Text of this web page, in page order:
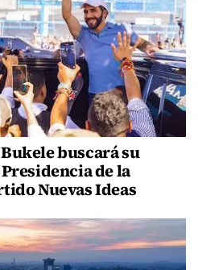
buscará su
de la
Nuevas Ideas